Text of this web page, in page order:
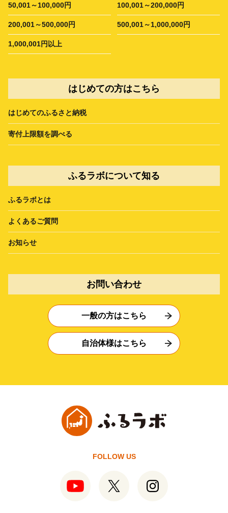
50,001～100,000円 100,001～200,000円
200,001～500,000円 500,001～1,000,000円
1,000,001円以上
はじめての方はこちら
はじめてのふるさと納税
寄付上限額を調べる
ふるラボについて知る
ふるラボとは
よくあるご質問
お知らせ
お問い合わせ
一般の方はこちら
自治体様はこちら
FOLLOW US